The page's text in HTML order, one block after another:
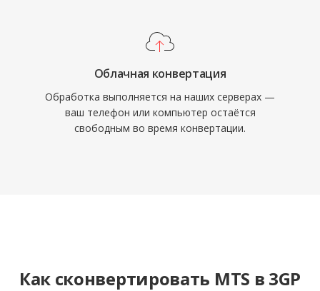
доставка видео остаётся актуальной.
Облачная конвертация
Обработка выполняется на наших серверах —
ваш телефон или компьютер остаётся
свободным во время конвертации.
Как сконвертировать MTS в 3GP